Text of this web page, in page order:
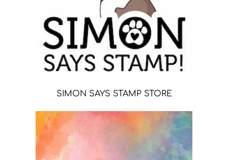
SIMON SAYS STAMP STORE